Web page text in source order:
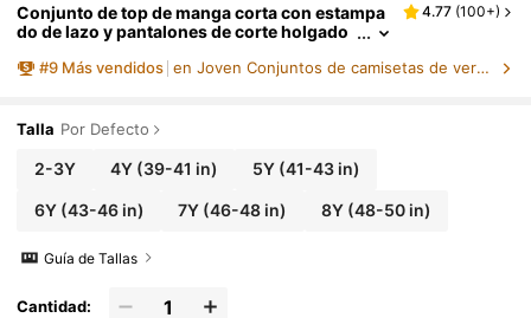
Conjunto de top de manga corta con estampa
do de lazo y pantalones de corte holgado
4.77 (100+)
#9 Más vendidos en Joven Conjuntos de camisetas de verano para niñ
Talla Por Defecto
2-3Y 4Y (39-41 in) 5Y(41-43 in)
6Y(43-46 in) 7Y (46-48 in) 8Y(48-50 in)
Guía de Tallas
Cantidad: